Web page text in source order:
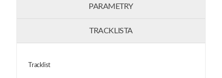
PARAMETRY
TRACKLISTA
Tracklist